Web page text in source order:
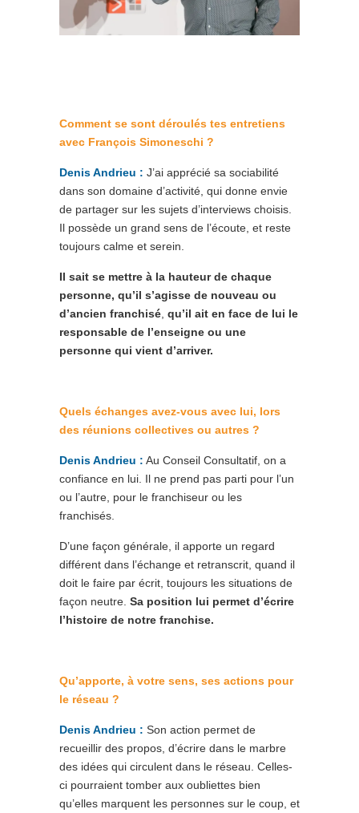
Comment se sont déroulés tes entretiens
avec François Simoneschi ?
Denis Andrieu : J’ai apprécié sa sociabilité
dans son domaine d’activité, qui donne envie
de partager sur les sujets d’interviews choisis.
Il possède un grand sens de l’écoute, et reste
toujours calme et serein.
Il sait se mettre à la hauteur de chaque
personne, qu’il s’agisse de nouveau ou
d’ancien franchisé, qu’il ait en face de lui le
responsable de l’enseigne ou une
personne qui vient d’arriver.
Quels échanges avez-vous avec lui, lors
des réunions collectives ou autres ?
Denis Andrieu : Au Conseil Consultatif, on a
confiance en lui. Il ne prend pas parti pour l’un
ou l’autre, pour le franchiseur ou les
franchisés.
D’une façon générale, il apporte un regard
différent dans l’échange et retranscrit, quand il
doit le faire par écrit, toujours les situations de
façon neutre. Sa position lui permet d’écrire
l’histoire de notre franchise.
Qu’apporte, à votre sens, ses actions pour
le réseau ?
Denis Andrieu : Son action permet de
recueillir des propos, d’écrire dans le marbre
des idées qui circulent dans le réseau. Celles-
ci pourraient tomber aux oubliettes bien
qu’elles marquent les personnes sur le coup, et